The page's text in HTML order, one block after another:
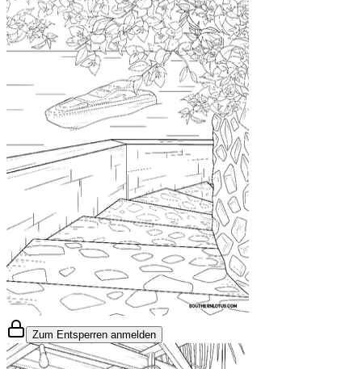
Zum Entsperren anmelden